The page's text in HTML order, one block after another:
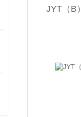
JYT（B